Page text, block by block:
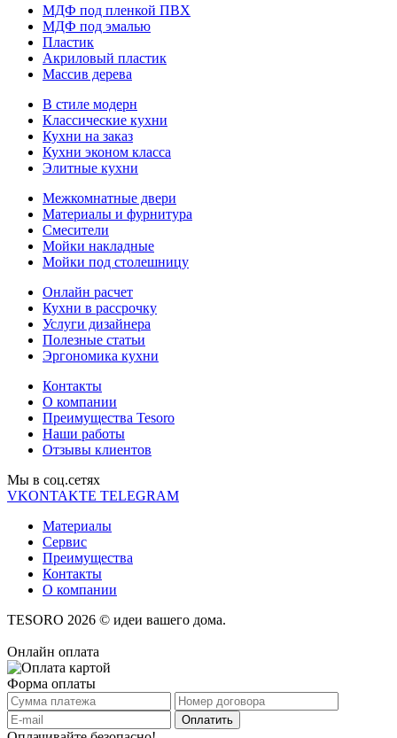
МДФ под пленкой ПВХ
МДФ под эмалью
Пластик
Акриловый пластик
Массив дерева
В стиле модерн
Классические кухни
Кухни на заказ
Кухни эконом класса
Элитные кухни
Межкомнатные двери
Материалы и фурнитура
Смесители
Мойки накладные
Мойки под столешницу
Онлайн расчет
Кухни в рассрочку
Услуги дизайнера
Полезные статьи
Эргономика кухни
Контакты
О компании
Преимущества Tesoro
Наши работы
Отзывы клиентов
Мы в соц.cетях
VKONTAKTE TELEGRAM
Материалы
Сервис
Преимущества
Контакты
О компании
TESORO 2026 © идеи вашего дома.
Онлайн оплата
Форма оплаты